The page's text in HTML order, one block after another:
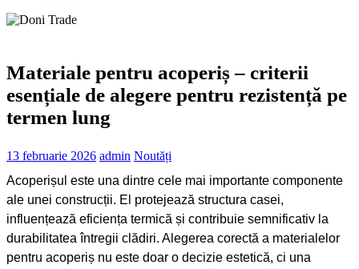
Materiale pentru acoperiș – criterii
esențiale de alegere pentru rezistență pe
termen lung
13 februarie 2026 admin Noutăți
Acoperișul este una dintre cele mai importante componente
ale unei construcții. El protejează structura casei,
influențează eficiența termică și contribuie semnificativ la
durabilitatea întregii clădiri. Alegerea corectă a materialelor
pentru acoperiș nu este doar o decizie estetică, ci una